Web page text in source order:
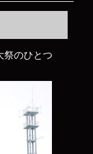
祭のひとつ